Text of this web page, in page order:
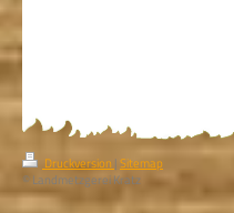
Druckversion |Sitemap
© Landmetzgerei Kratz